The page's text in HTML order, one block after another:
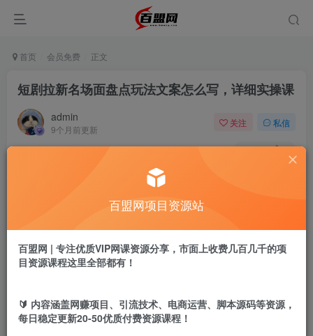
首页 会员免费 正文
短剧拉新名场面盘点玩法文案怎么写，详细实操课
admin
9个月前更新
关注 私信
916 3
短剧拉新名场面盘点玩法文案怎么写，详细实操课
此内容为付费阅读，请付费后查看
盟币9.9
黄金会员 免费
您当前未登录！建议登陆后购买，可保存购买订单
百盟网项目资源站
百盟网 | 专注优质VIP网课资源分享，市面上收费几百几千的项
目资源课程这里全部都有！
🔰 内容涵盖网赚项目、引流技术、电商运营、脚本源码等资源，
每日稳定更新20-50优质付费资源课程！